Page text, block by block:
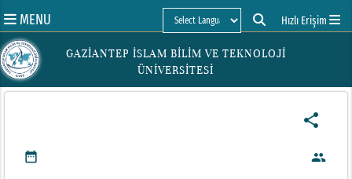
MENU
Powered by
Hızlı Erişim
GAZİANTEP İSLAM BİLİM VE TEKNOLOJİ
ÜNİVERSİTESİ
share
date_range people